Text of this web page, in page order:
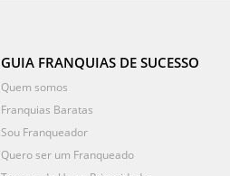
GUIA FRANQUIAS DE SUCESSO
Quem somos
Franquias Baratas
Sou Franqueador
Quero ser um Franqueado